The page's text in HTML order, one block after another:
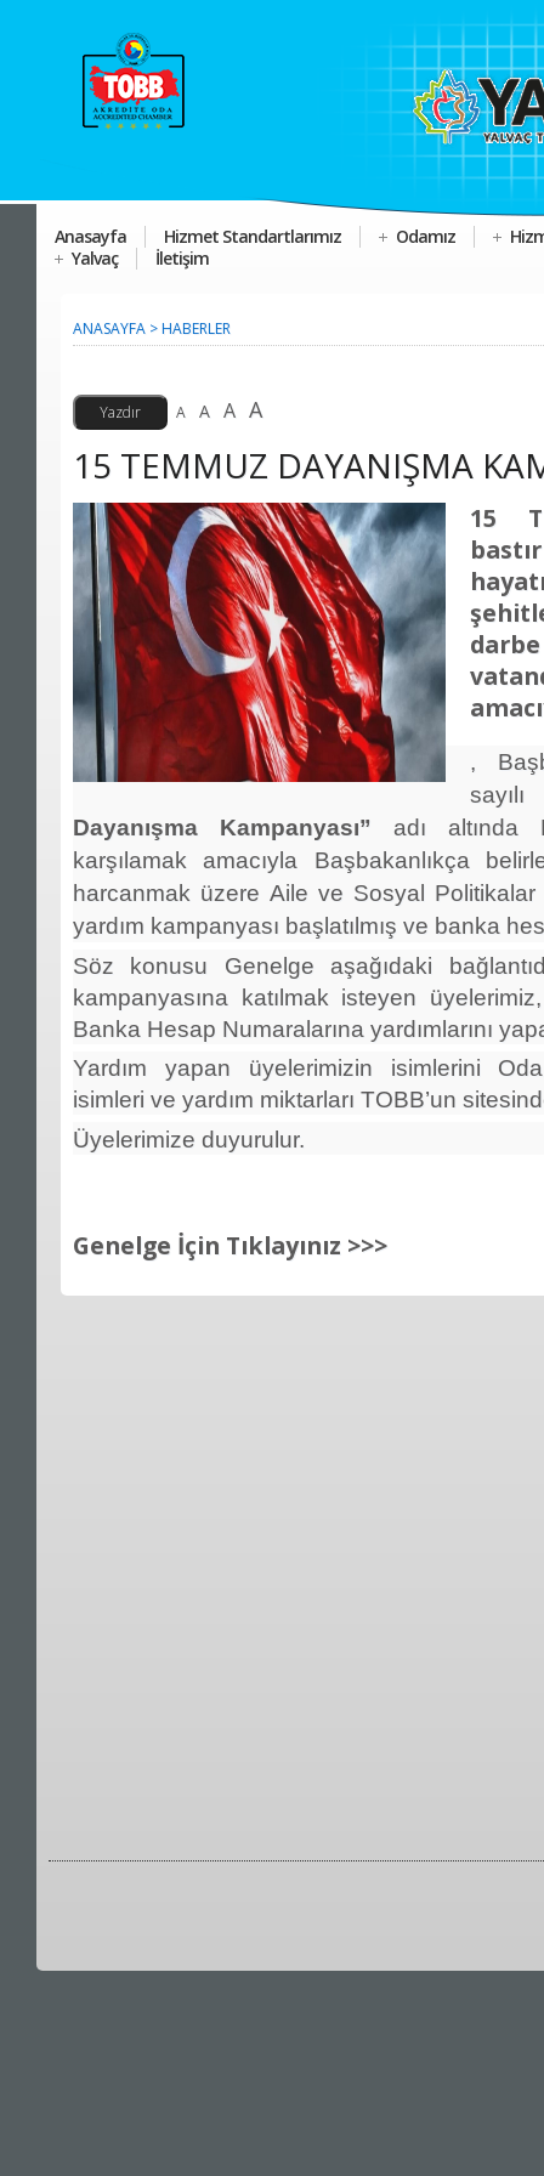
Anasayfa Hizmet Standartlarımız Odamız
Yalvaç
İletişim
ANASAYFA >HABERLER
A A A A
15 TEMMUZ DAYANIŞMA
15
,
Dayanışma Kampanyası” adı altında
karşılamak amacıyla Başbakanlıkça
harcanmak üzere Aile ve Sosyal Politikalar
yardım kampanyası başlatılmış ve banka
Söz konusu Genelge aşağıdaki
kampanyasına katılmak isteyen
Banka Hesap Numaralarına yardımlarını
Yardım yapan üyelerimizin isimlerini
isimleri ve yardım miktarları TOBB’un
Üyelerimize duyurulur.
Genelge İçin Tıklayınız >>>